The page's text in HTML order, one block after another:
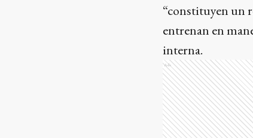
“constituyen un
entrenan en
interna.
Ads